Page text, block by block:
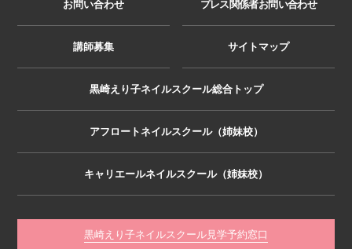
お問い合わせ プレス関係者お問い合わせ
講師募集 サイトマップ
黒崎えり子ネイルスクール総合トップ
アフロートネイルスクール（姉妹校）
キャリエールネイルスクール（姉妹校）
黒崎えり子ネイルスクール見学予約窓口